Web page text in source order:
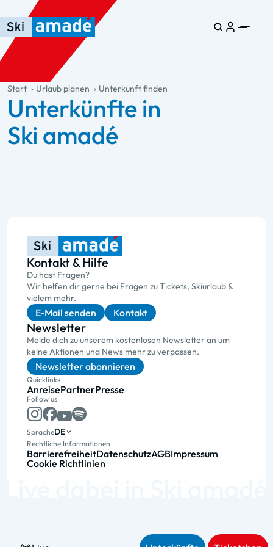
Zum Haupt-Inhalt springen
Springe zur Tabelle
Zur Haupt-Navigation springen
general.table-of-content
Start Urlaub planen Unterkunft finden
Unterkünfte in
Ski amadé
Kontakt & Hilfe
Du hast Fragen?
Wir helfen dir gerne bei Fragen zu Tickets, Skiurlaub &
vielem mehr.
E-Mail senden Kontakt
Newsletter
Melde dich zu unserem kostenlosen Newsletter an um
keine Aktionen und News mehr zu verpassen.
Newsletter abonnieren
Quicklinks
AnreisePartnerPresse
Follow us
SpracheDE
Rechtliche Informationen
BarrierefreiheitDatenschutzAGBImpressum
Cookie Richtlinien